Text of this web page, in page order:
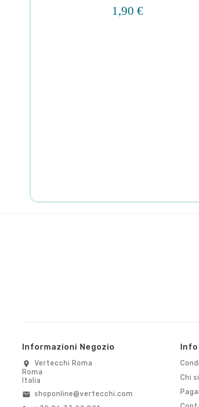
1,90 €
Informazioni Negozio
location_on
Vertecchi Roma
Roma
Italia
email shoponline@vertecchi.com
Info
Chi